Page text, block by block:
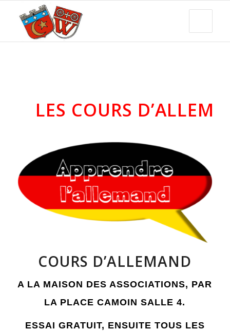
LES COURS
COURS D’ALLEMAND
A LA MAISON DES ASSOCIATIONS, PAR
LA PLACE CAMOIN SALLE 4.
ESSAI GRATUIT, ENSUITE TOUS LES